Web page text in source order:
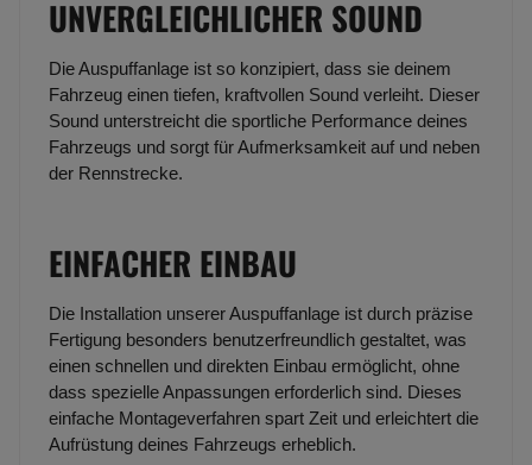
UNVERGLEICHLICHER SOUND
Die Auspuffanlage ist so konzipiert, dass sie deinem
Fahrzeug einen tiefen, kraftvollen Sound verleiht. Dieser
Sound unterstreicht die sportliche Performance deines
Fahrzeugs und sorgt für Aufmerksamkeit auf und neben
der Rennstrecke.
EINFACHER EINBAU
Die Installation unserer Auspuffanlage ist durch präzise
Fertigung besonders benutzerfreundlich gestaltet, was
einen schnellen und direkten Einbau ermöglicht, ohne
dass spezielle Anpassungen erforderlich sind. Dieses
einfache Montageverfahren spart Zeit und erleichtert die
Aufrüstung deines Fahrzeugs erheblich.